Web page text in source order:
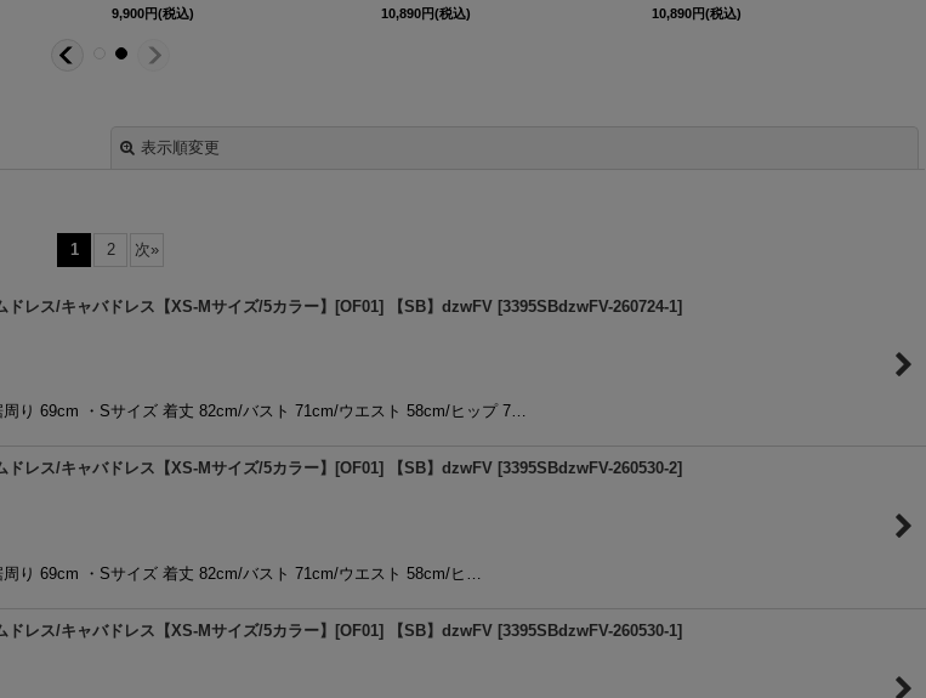
9,900円(税込) 10,890円(税込) 10,890円(税込)
表示順変更
1 2 次»
ドレス/キャバドレス【XS-Mサイズ/5カラー】[OF01] 【SB】dzwFV [3395SBdzwFV-260724-1]
り 69cm ・Sサイズ 着丈 82cm/バスト 71cm/ウエスト 58cm/ヒップ 7…
ドレス/キャバドレス【XS-Mサイズ/5カラー】[OF01] 【SB】dzwFV [3395SBdzwFV-260530-2]
り 69cm ・Sサイズ 着丈 82cm/バスト 71cm/ウエスト 58cm/ヒ…
ドレス/キャバドレス【XS-Mサイズ/5カラー】[OF01] 【SB】dzwFV [3395SBdzwFV-260530-1]